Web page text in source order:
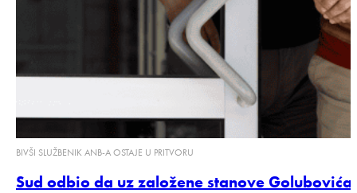
BIVŠI SLUŽBENIK ANB-A OSTAJE U PRITVORU
Sud odbio da uz založene stanove